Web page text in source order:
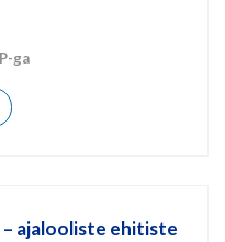
ga
– ajalooliste ehitiste